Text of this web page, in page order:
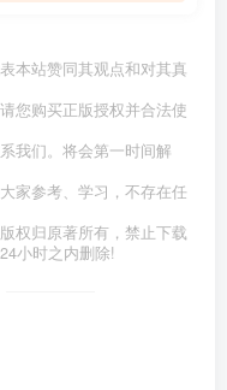
本站赞同其观点和对其真
您购买正版授权并合法使
我们。将会第一时间解
家参考、学习，不存在任
权归原著所有，禁止下载
小时之内删除!